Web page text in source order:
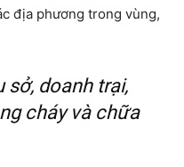
địa phương trong vùng,
sở, doanh trại,
cháy và chữa